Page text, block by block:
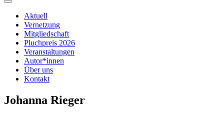
Aktuell
Vernetzung
Mitgliedschaft
Pluchpreis 2026
Veranstaltungen
Autor*innen
Über uns
Kontakt
Johanna Rieger